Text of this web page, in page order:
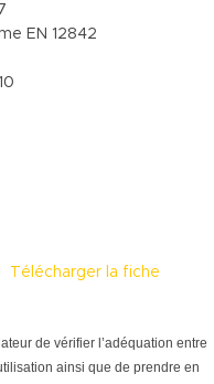
EN 12842
Télécharger la fiche
de vérifier l’adéquation entre
ainsi que de prendre en